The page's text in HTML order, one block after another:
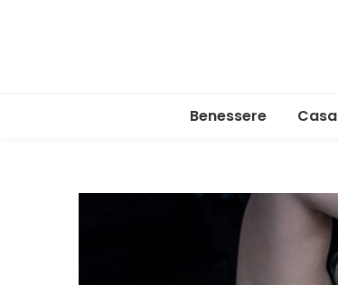
Benessere Casa